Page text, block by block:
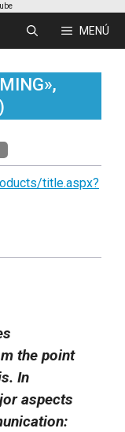
MENÚ
title.aspx?
the point
In
aspects